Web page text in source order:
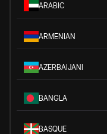
ARABIC
ARMENIAN
AZERBAIJANI
BANGLA
BASQUE